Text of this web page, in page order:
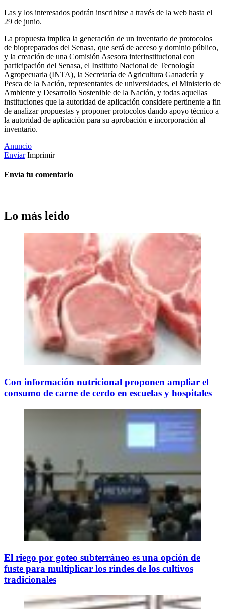
Las y los interesados podrán inscribirse a través de la web hasta el
29 de junio.
La propuesta implica la generación de un inventario de protocolos
de biopreparados del Senasa, que será de acceso y dominio público,
y la creación de una Comisión Asesora interinstitucional con
participación del Senasa, el Instituto Nacional de Tecnología
Agropecuaria (INTA), la Secretaría de Agricultura Ganadería y
Pesca de la Nación, representantes de universidades, el Ministerio de
Ambiente y Desarrollo Sostenible de la Nación, y todas aquellas
instituciones que la autoridad de aplicación considere pertinente a fin
de analizar propuestas y proponer protocolos dando apoyo técnico a
la autoridad de aplicación para su aprobación e incorporación al
inventario.
Anuncio
Enviar Imprimir
Envía tu comentario
Lo más leido
Con información nutricional proponen ampliar el
consumo de carne de cerdo en escuelas y hospitales
El riego por goteo subterráneo es una opción de
fuste para multiplicar los rindes de los cultivos
tradicionales